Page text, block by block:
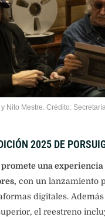
Nito Mestre. Crédito:
2025 DE
una experiencia
con un lanzamiento
digitales.
el reestreno